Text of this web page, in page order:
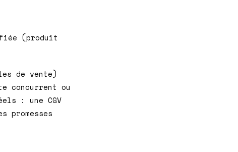
(produit
de vente)
concurrent ou
: une CGV
promesses